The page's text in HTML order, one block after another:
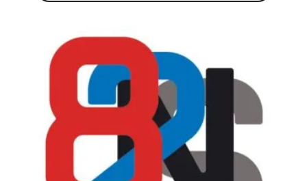
tehdä
valinnat